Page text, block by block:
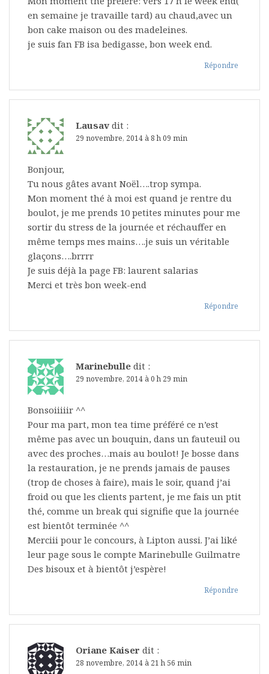
en semaine je travaille tard) au chaud,avec un
bon cake maison ou des madeleines.
je suis fan FB isa bedigasse, bon week end.
Répondre
Lausav dit :
29 novembre, 2014 à 8 h 09 min
Bonjour,
Tu nous gâtes avant Noël….trop sympa.
Mon moment thé à moi est quand je rentre du
boulot, je me prends 10 petites minutes pour me
sortir du stress de la journée et réchauffer en
même temps mes mains….je suis un véritable
glaçons….brrrr
Je suis déjà la page FB: laurent salarias
Merci et très bon week-end
Répondre
Marinebulle dit :
29 novembre, 2014 à 0 h 29 min
Bonsoiiiiir ^^
Pour ma part, mon tea time préféré ce n’est
même pas avec un bouquin, dans un fauteuil ou
avec des proches…mais au boulot! Je bosse dans
la restauration, je ne prends jamais de pauses
(trop de choses à faire), mais le soir, quand j’ai
froid ou que les clients partent, je me fais un ptit
thé, comme un break qui signifie que la journée
est bientôt terminée ^^
Merciii pour le concours, à Lipton aussi. J’ai liké
leur page sous le compte Marinebulle Guilmatre
Des bisoux et à bientôt j’espère!
Répondre
Oriane Kaiser dit :
28 novembre, 2014 à 21 h 56 min